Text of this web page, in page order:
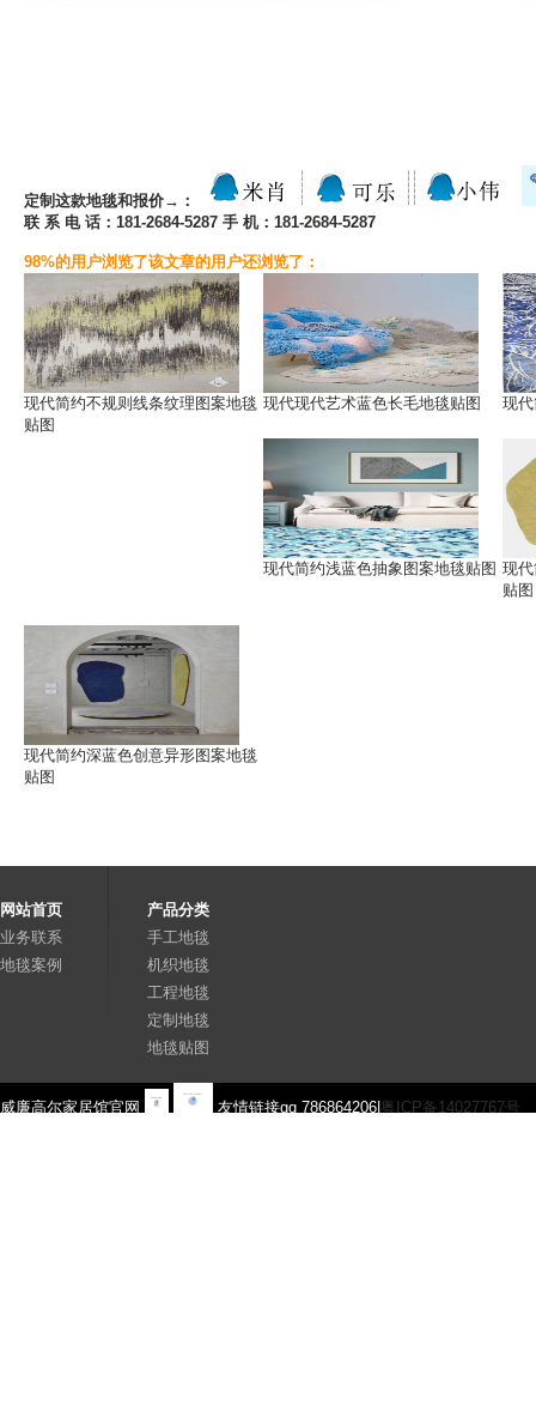
定制这款地毯和报价→：
联 系 电 话：181-2684-5287 手 机：181-2684-5287
98%的用户浏览了该文章的用户还浏览了：
现代简约不规则线条纹理图案地毯
贴图
现代现代艺术蓝色长毛地毯贴图 现
现代简约浅蓝色抽象图案地毯贴图 现
贴图
现代简约深蓝色创意异形图案地毯
贴图
网站首页
业务联系
地毯案例
产品分类
手工地毯
机织地毯
工程地毯
定制地毯
地毯贴图
威廉高尔家居馆官网 友情链接qq 786864206| 粤ICP备14027767号